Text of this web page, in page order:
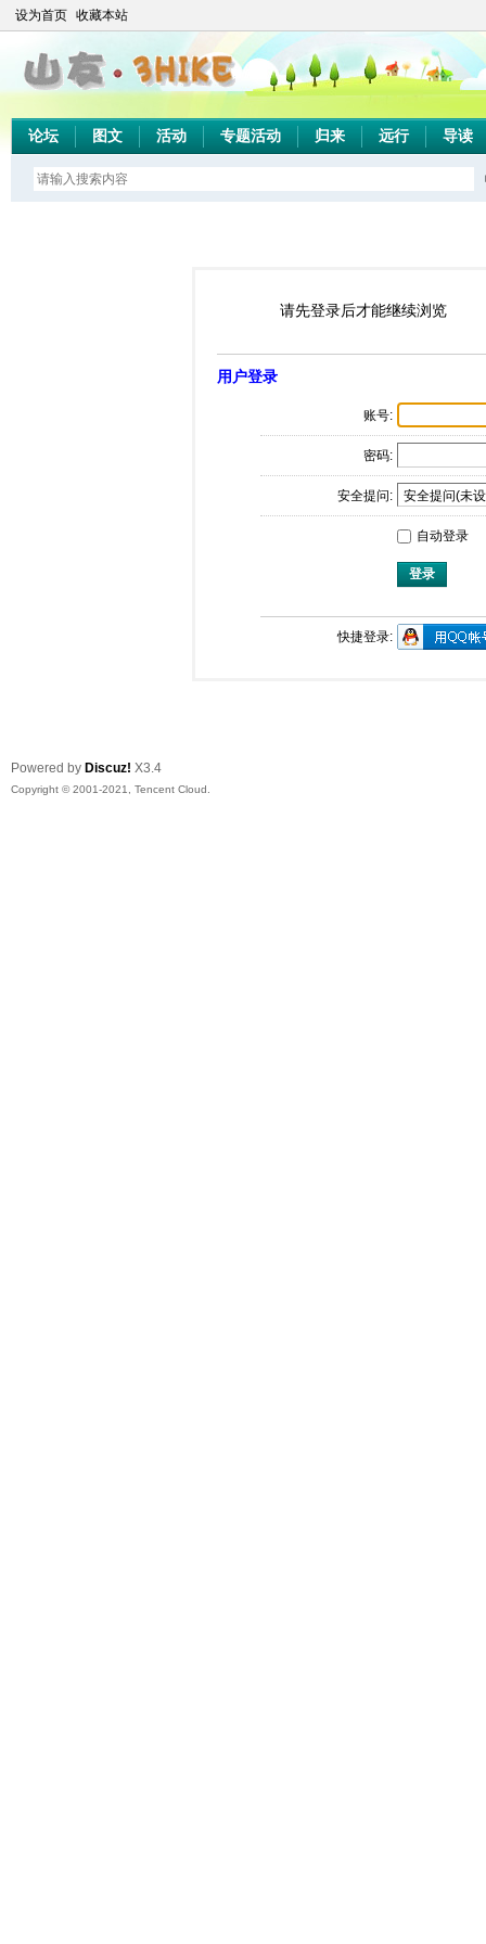
设为首页 收藏本站
论坛 图文 活动 专题活动 归来 远行 导读
请先登录后才能继续浏览
用户登录
账号:
密码:
安全提问:
自动登录
登录
快捷登录:
Powered by Discuz! X3.4
Copyright © 2001-2021, Tencent Cloud.